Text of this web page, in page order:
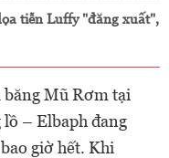
tiễn Luffy "đăng xuất",
băng Mũ Rơm tại
– Elbaph đang
giờ hết. Khi